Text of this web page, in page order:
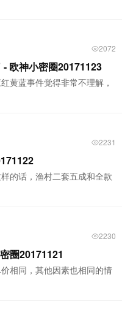
2072
欧神小密圈20171123
黄蓝事件觉得非常不理解，
2231
的话，渔村二套五成和全款
2230
圈20171121
相同，其他因素也相同的情